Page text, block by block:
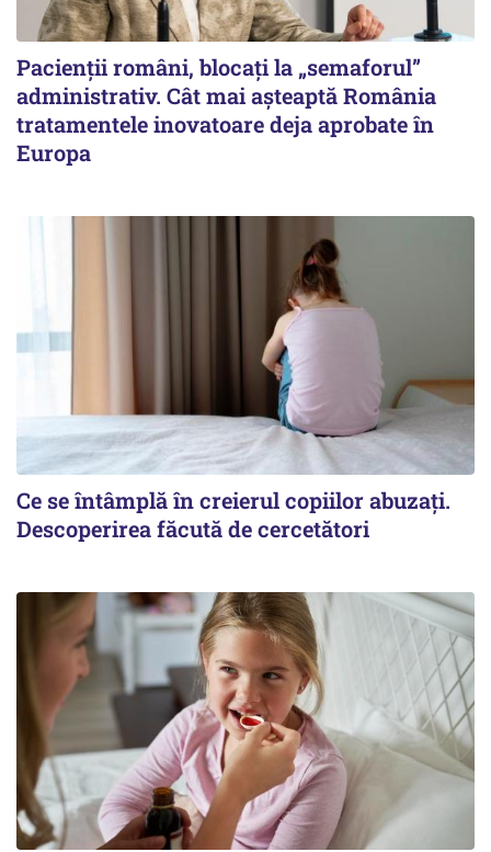
Pacienții români, blocați la „semaforul”
administrativ. Cât mai așteaptă România
tratamentele inovatoare deja aprobate în
Europa
Ce se întâmplă în creierul copiilor abuzați.
Descoperirea făcută de cercetători